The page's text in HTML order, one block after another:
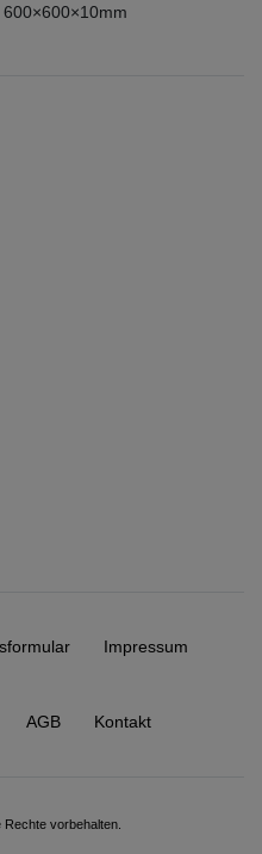
600×600×10mm
Impressum
AGB Kontakt
vorbehalten.